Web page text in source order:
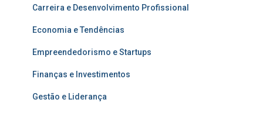
Carreira e Desenvolvimento Profissional
Economia e Tendências
Empreendedorismo e Startups
Finanças e Investimentos
Gestão e Liderança